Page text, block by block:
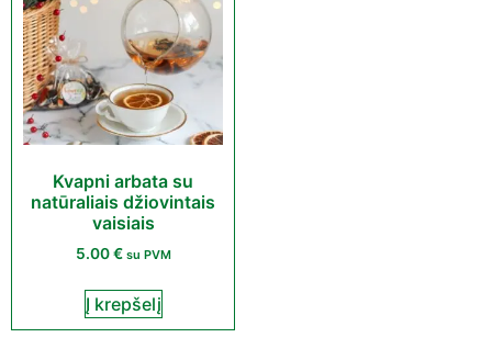
Kvapni arbata su
natūraliais džiovintais
vaisiais
5.00€ su PVM
Į krepšelį